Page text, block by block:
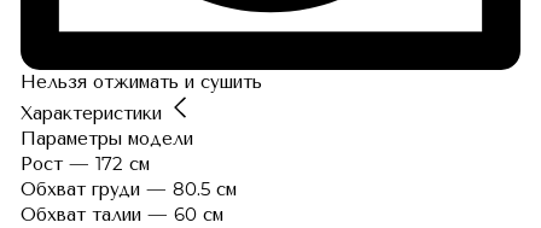
Нельзя отжимать и сушить
Характеристики
Параметры модели
Рост — 172 см
Обхват груди — 80.5 см
Обхват талии — 60 см